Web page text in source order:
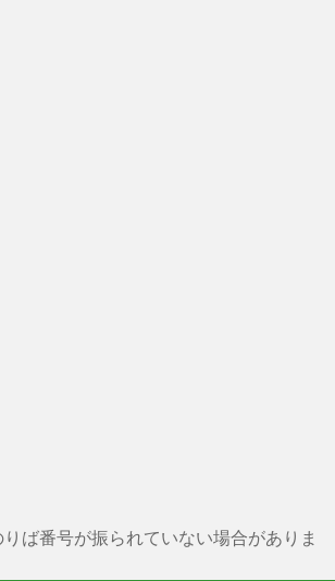
ば番号が振られていない場合がありま